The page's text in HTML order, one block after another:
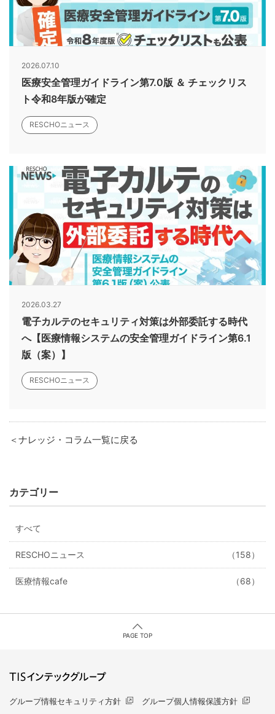
2026.07.10
医療安全管理ガイドライン第7.0版 ＆ チェックリス
ト令和8年版が確定
RESCHOニュース
2026.03.27
電子カルテのセキュリティ対策は外部委託する時代
へ【医療情報システムの安全管理ガイドライン第6.1
版（案）】
RESCHOニュース
＜ナレッジ・コラム一覧に戻る
カテゴリー
すべて
RESCHOニュース （158）
医療情報cafe （68）
PAGE TOP
グループ情報セキュリティ方針 グループ個人情報保護方針